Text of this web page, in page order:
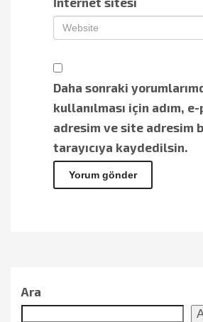
Daha sonraki
kullanılması için adım,
adresim ve site adresim
tarayıcıya kaydedilsin.
Ara